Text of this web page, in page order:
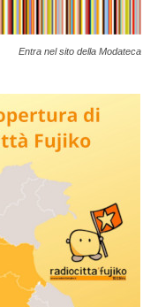
Entra nel sito della Modateca